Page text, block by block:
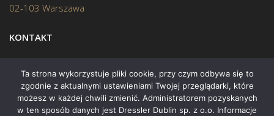
02-103 Warszawa
KONTAKT
Biuro: (22) 45 70 402
Mail:biuro@swiatksiazki.pl
Ta strona wykorzystuje pliki cookie, przy czym odbywa się to
zgodnie z aktualnymi ustawieniami Twojej przeglądarki, które
możesz w każdej chwili zmienić. Administratorem pozyskanych
w ten sposób danych jest Dressler Dublin sp. z o.o. Informacje